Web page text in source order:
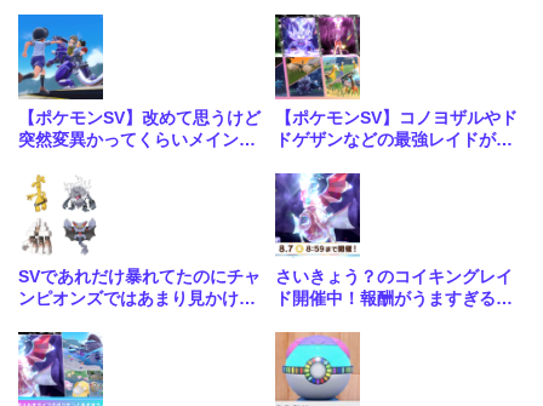
【ポケモンSV】改めて思うけど
突然変異かってくらいメインス
【ポケモンSV】コノヨザルやド
ドゲザンなどの最強レイドが4
生も
SVであれだけ暴れてたのにチャ
ンピオンズではあまり見かけな
さいきょう？のコイキングレイ
ド開催中！報酬がうますぎる神